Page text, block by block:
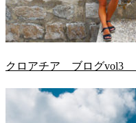
クロアチア ブログvol3